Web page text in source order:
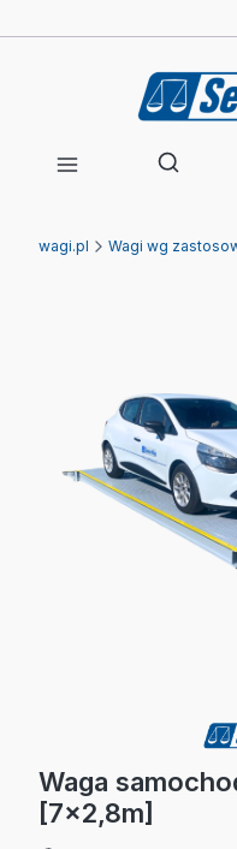
Otwórz
Ewagi.pl Wagi wg
Waga
[7x2,8m]